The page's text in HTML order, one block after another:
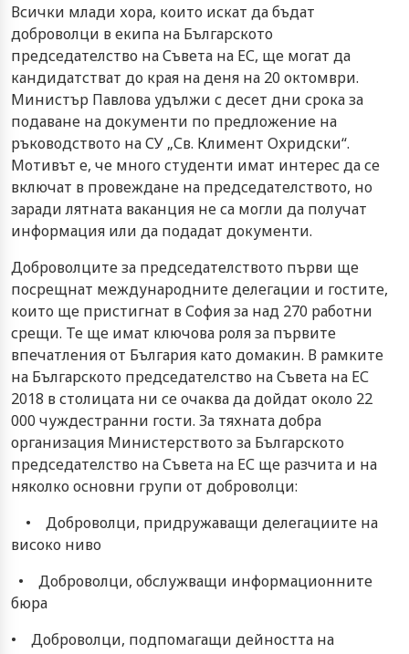
Всички млади хора, които искат да бъдат
доброволци в екипа на Българското
председателство на Съвета на ЕС, ще могат да
кандидатстват до края на деня на 20 октомври.
Министър Павлова удължи с десет дни срока за
подаване на документи по предложение на
ръководството на СУ „Св. Климент Охридски“.
Мотивът е, че много студенти имат интерес да се
включат в провеждане на председателството, но
заради лятната ваканция не са могли да получат
информация или да подадат документи.
Доброволците за председателството първи ще
посрещнат международните делегации и гостите,
които ще пристигнат в София за над 270 работни
срещи. Те ще имат ключова роля за първите
впечатления от България като домакин. В рамките
на Българското председателство на Съвета на ЕС
2018 в столицата ни се очаква да дойдат около 22
000 чуждестранни гости. За тяхната добра
организация Министерството за Българското
председателство на Съвета на ЕС ще разчита и на
няколко основни групи от доброволци:
• Доброволци, придружаващи делегациите на
високо ниво
• Доброволци, обслужващи информационните
бюра
• Доброволци, подпомагащи дейността на